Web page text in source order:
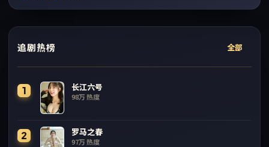
追剧热榜 全部
1 长江六号
98万热度
2 罗马之春
97万热度